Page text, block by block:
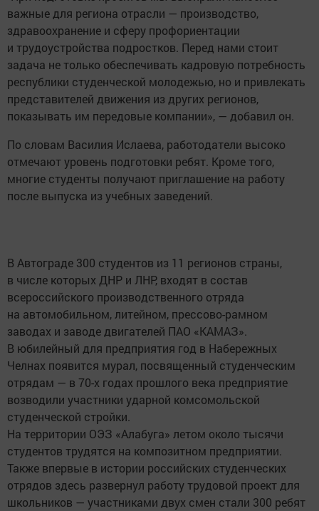
важные для региона отрасли — производство,
здравоохранение и сферу профориентации
и трудоустройства подростков. Перед нами стоит
задача не только обеспечивать кадровую потребность
республики студенческой молодежью, но и привлекать
представителей движения из других регионов,
показывать им передовые компании», — добавил он.
По словам Василия Ислаева, работодатели высоко
отмечают уровень подготовки ребят. Кроме того,
многие студенты получают приглашение на работу
после выпуска из учебных заведений.
В Автограде 300 студентов из 11 регионов страны,
в числе которых ДНР и ЛНР, входят в состав
всероссийского производственного отряда
на автомобильном, литейном, прессово-рамном
заводах и заводе двигателей ПАО «КАМАЗ».
В юбилейный для предприятия год в Набережных
Челнах появится мурал, посвященный студенческим
отрядам — в 70-х годах прошлого века предприятие
возводили участники ударной комсомольской
студенческой стройки.
На территории ОЭЗ «Алабуга» летом около тысячи
студентов трудятся на композитном предприятии.
Также впервые в истории российских студенческих
отрядов здесь развернул работу трудовой проект для
школьников — участниками двух смен стали 300 ребят